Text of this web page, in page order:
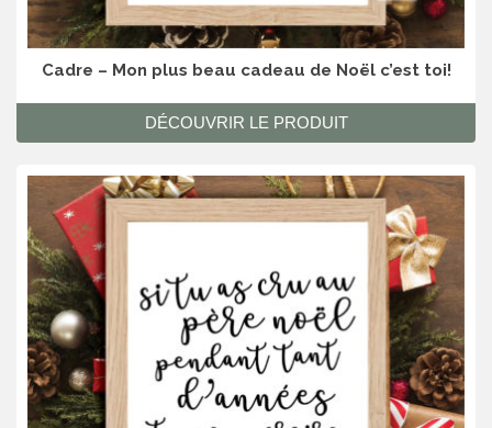
Cadre – Mon plus beau cadeau de Noël c’est toi!
DÉCOUVRIR LE PRODUIT